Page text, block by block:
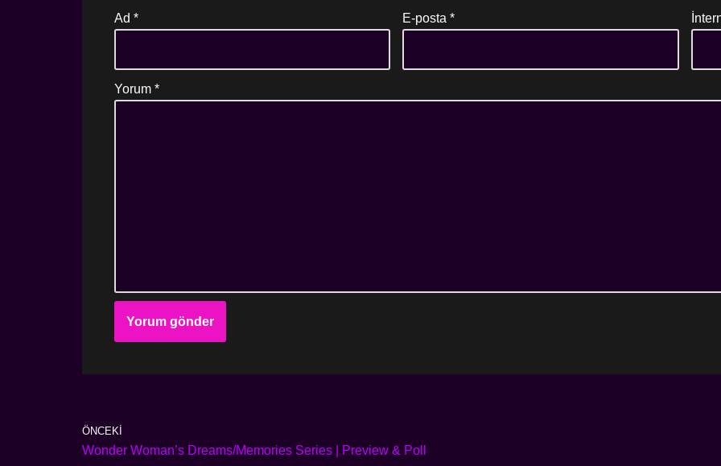
Ad * E-posta*
Yorum *
ÖNCEKI
Wonder Woman’s Dreams/Memories Series | Preview & Poll